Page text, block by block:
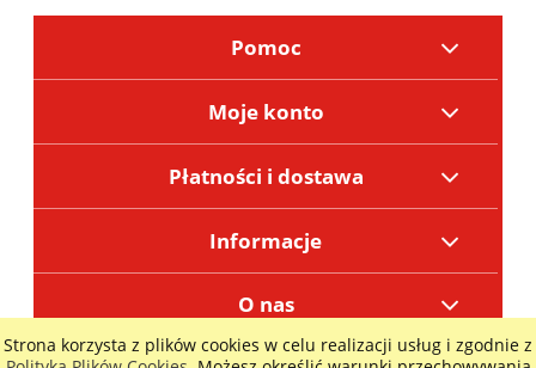
Strona korzysta z plików cookies w celu realizacji usług i zgodnie z
Pomoc
Moje konto
Płatności i dostawa
Informacje
O nas